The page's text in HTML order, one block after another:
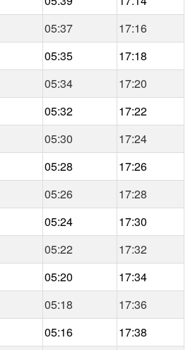
05:37
17:16
05:35
17:18
05:34
17:20
05:32
17:22
05:30
17:24
05:28
17:26
05:26
17:28
05:24
17:30
05:22
17:32
05:20
17:34
05:18
17:36
05:16
17:38